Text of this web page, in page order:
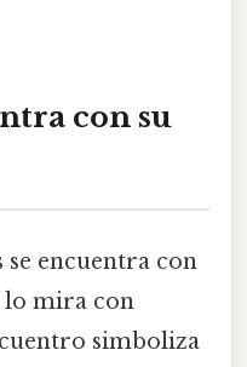
con su
se encuentra con
lo mira con
simboliza